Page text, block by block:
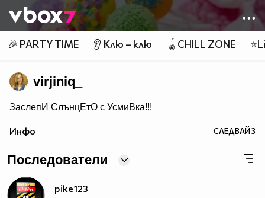
👾
🎉 PARTY TIME 👂 Клю – клю 🪀CHILL ZONE
virjiniq_
ЗаслепИ СлънцЕтО с УсмиВка!!!
Инфо СЛЕДВАЙ3
Последователи
pike123